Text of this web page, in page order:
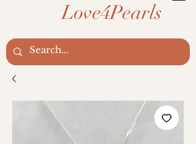
Love4Pearls